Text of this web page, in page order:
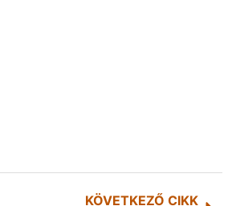
KÖVETKEZŐ CIKK